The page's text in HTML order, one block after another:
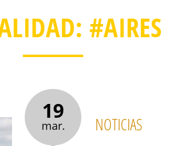
#AIRES
19
mar. NOTICIAS